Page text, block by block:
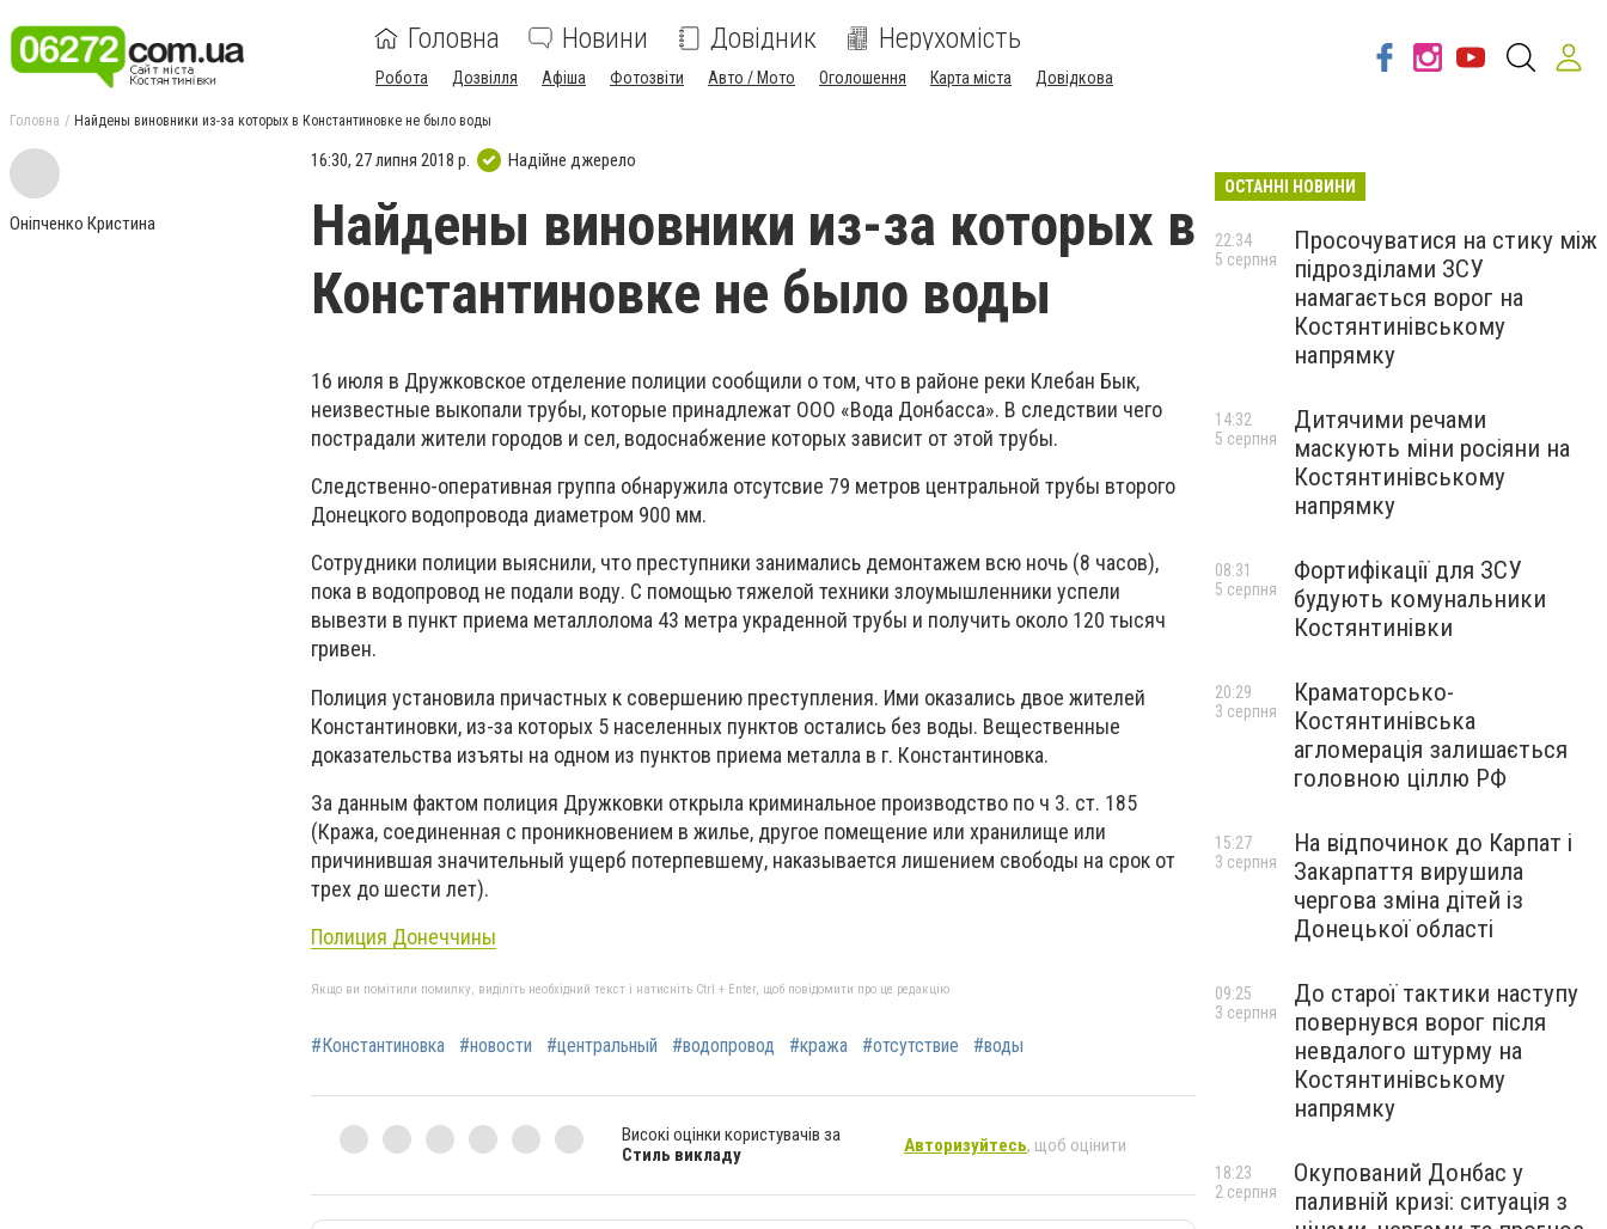
Головна Новини Довідник Нерухомість
Робота Дозвілля Афіша Фотозвіти Авто / Мото Оголошення Карта міста Довідкова
Головна Найдены виновники из-за которых в Константиновке не было воды
Оніпченко Кристина
16:30, 27 липня 2018 р. Надійне джерело
Найдены виновники из-за которых в
Константиновке не было воды
16 июля в Дружковское отделение полиции сообщили о том, что в районе реки Клебан Бык,
неизвестные выкопали трубы, которые принадлежат ООО «Вода Донбасса». В следствии чего
пострадали жители городов и сел, водоснабжение которых зависит от этой трубы.
Следственно-оперативная группа обнаружила отсутсвие 79 метров центральной трубы второго
Донецкого водопровода диаметром 900 мм.
Сотрудники полиции выяснили, что преступники занимались демонтажем всю ночь (8 часов),
пока в водопровод не подали воду. С помощью тяжелой техники злоумышленники успели
вывезти в пункт приема металлолома 43 метра украденной трубы и получить около 120 тысяч
гривен.
Полиция установила причастных к совершению преступления. Ими оказались двое жителей
Константиновки, из-за которых 5 населенных пунктов остались без воды. Вещественные
доказательства изъяты на одном из пунктов приема металла в г. Константиновка.
За данным фактом полиция Дружковки открыла криминальное производство по ч 3. ст. 185
(Кража, соединенная с проникновением в жилье, другое помещение или хранилище или
причинившая значительный ущерб потерпевшему, наказывается лишением свободы на срок от
трех до шести лет).
Полиция Донеччины
Якщо ви помітили помилку, виділіть необхідний текст і натисніть Ctrl + Enter, щоб повідомити про це редакцію
#Константиновка #новости #центральный #водопровод #кража #отсутствие #воды
Високі оцінки користувачів за
Стиль викладу
Авторизуйтесь, щоб оцінити
ОСТАННІ НОВИНИ
Просочуватися на стику між
підрозділами ЗСУ
намагається ворог на
Костянтинівському
напрямку
22:34
5 серпня
Дитячими речами
маскують міни росіяни на
Костянтинівському
напрямку
14:32
5 серпня
Фортифікації для ЗСУ
будують комунальники
Костянтинівки
08:31
5 серпня
Краматорсько-
Костянтинівська
агломерація залишається
головною ціллю РФ
20:29
3 серпня
На відпочинок до Карпат і
Закарпаття вирушила
чергова зміна дітей із
Донецької області
15:27
3 серпня
До старої тактики наступу
повернувся ворог після
невдалого штурму на
Костянтинівському
напрямку
09:25
3 серпня
Окупований Донбас у
паливній кризі: ситуація з
18:23
2 серпня